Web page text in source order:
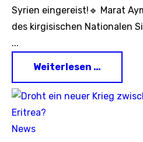
Syrien eingereist!🔹 Marat
des kirgisischen Nationalen
...
Weiterlesen …
News